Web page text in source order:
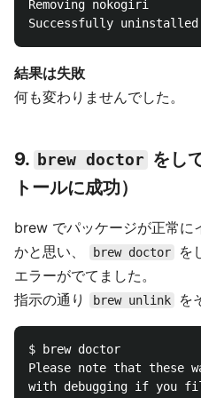
Removing nokogiri
結果は失敗
何も変わりませんでした。
9. brew doctor をし
トールに成功）
brew でパッケージが正常に
かと思い、
brew doctor
を
エラーがでてました。
指示の通り
brew unlink を
$ brew doctor
Please note that these
with debugging if you